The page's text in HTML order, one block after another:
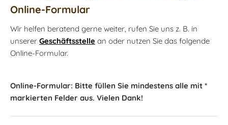
Online-Formular
Wir helfen beratend gerne weiter, rufen Sie uns z. B. in
unserer Geschäftsstelle an oder nutzen Sie das folgende
Online-Formular.
Online-Formular: Bitte füllen Sie mindestens alle mit *
markierten Felder aus. Vielen Dank!